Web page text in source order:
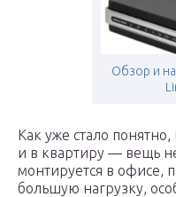
Обзор и
Как уже стало
и в квартиру — вещь
монтируется в офисе,
большую нагрузку,